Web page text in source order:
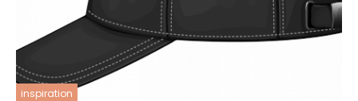
inspiration